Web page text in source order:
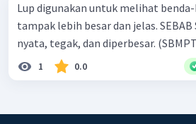
Lup digunakan untuk melihat
tampak lebih besar dan jelas. SEBAB Sifat bayangan lup
nyata, tegak, dan
1 0.0